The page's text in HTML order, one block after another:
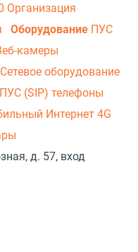
Организация
Оборудование ПУС
камеры
Сетевое оборудование
ПУС (SIP) телефоны
Интернет 4G
д. 57, вход